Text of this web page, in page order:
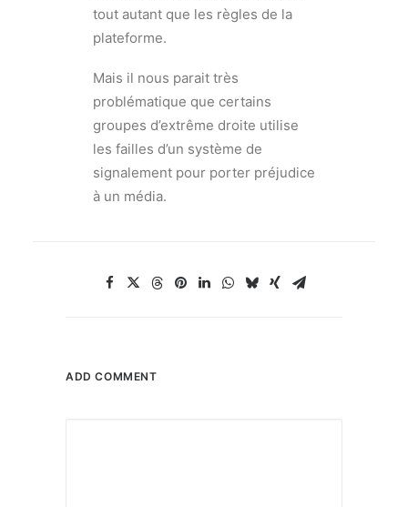
tout autant que les règles de la
plateforme.
Mais il nous parait très
problématique que certains
groupes d’extrême droite utilise
les failles d’un système de
signalement pour porter préjudice
à un média.
ADD COMMENT